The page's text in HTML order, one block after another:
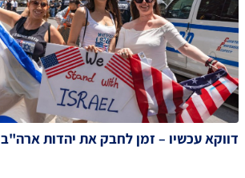
דווקא עכשיו – זמן לחבק את יהדות ארה"ב